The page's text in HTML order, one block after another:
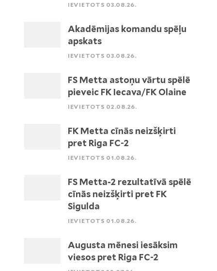
IEVIETOTS 03.08.26.
Akadēmijas komandu spēļu
apskats
IEVIETOTS 03.08.26.
FS Metta astoņu vārtu spēlē
pieveic FK Iecava/FK Olaine
IEVIETOTS 02.08.26.
FK Metta cīnās neizšķirti
pret Riga FC-2
IEVIETOTS 01.08.26.
FS Metta-2 rezultatīvā spēlē
cīnās neizšķirti pret FK
Sigulda
IEVIETOTS 01.08.26.
Augusta mēnesi iesāksim
viesos pret Riga FC-2